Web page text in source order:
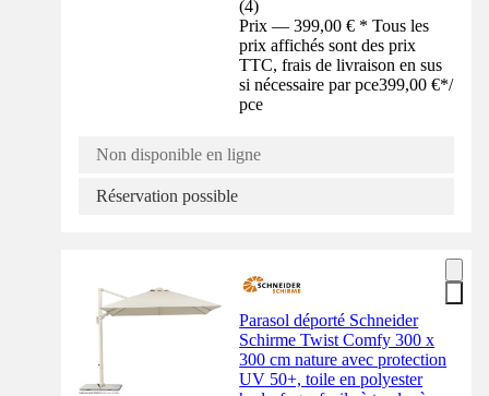
(4)
Prix — 399,00 € * Tous les
prix affichés sont des prix
TTC, frais de livraison en sus
si nécessaire par pce399,00 €*/
pce
Non disponible en ligne
Réservation possible
Parasol déporté Schneider
Schirme Twist Comfy 300 x
300 cm nature avec protection
UV 50+, toile en polyester